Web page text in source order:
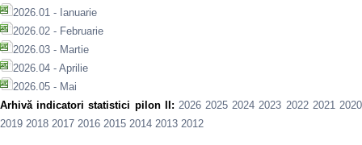
2026.01 - Ianuarie
2026.02 - Februarie
2026.03 - Martie
2026.04 - Aprilie
2026.05 - Mai
Arhivă indicatori statistici pilon II: 2026 2025 2024 2023 2022 2021 2020
2019 2018 2017 2016 2015 2014 2013 2012